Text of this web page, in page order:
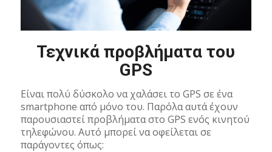
Τεχνικά προβλήματα του
GPS
Είναι πολύ δύσκολο να χαλάσει το GPS σε ένα
smartphone από μόνο του. Παρόλα αυτά έχουν
παρουσιαστεί προβλήματα στο GPS ενός κινητού
τηλεφώνου. Αυτό μπορεί να οφείλεται σε
παράγοντες όπως: